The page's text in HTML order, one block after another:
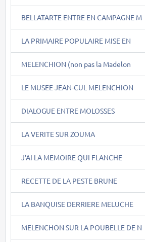
BELLATARTE ENTRE EN CAMPAGNE M
LA PRIMAIRE POPULAIRE MISE EN
MELENCHION (non pas la Madelon
LE MUSEE JEAN-CUL MELENCHION
DIALOGUE ENTRE MOLOSSES
LA VERITE SUR ZOUMA
J'AI LA MEMOIRE QUI FLANCHE
RECETTE DE LA PESTE BRUNE
LA BANQUISE DERRIERE MELUCHE
MELENCHON SUR LA POUBELLE DE N